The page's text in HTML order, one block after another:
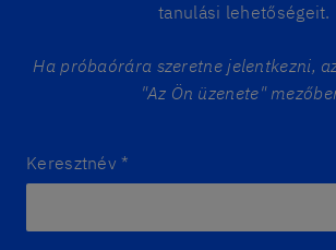
tanulási lehetőségeit.
Ha próbaórára szeretne jelentkezni,
"Az Ön üzenete"
Keresztnév *